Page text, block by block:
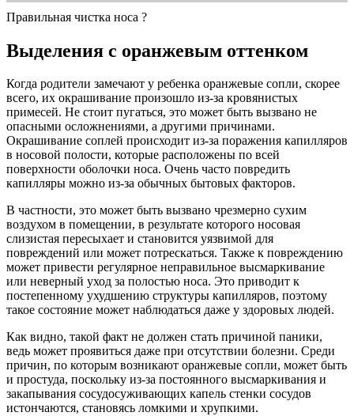
Правильная чистка носа ?
Выделения с оранжевым оттенком
Когда родители замечают у ребенка оранжевые сопли, скорее
всего, их окрашивание произошло из-за кровянистых
примесей. Не стоит пугаться, это может быть вызвано не
опасными осложнениями, а другими причинами.
Окрашивание соплей происходит из-за поражения капилляров
в носовой полости, которые расположены по всей
поверхности оболочки носа. Очень часто повредить
капилляры можно из-за обычных бытовых факторов.
В частности, это может быть вызвано чрезмерно сухим
воздухом в помещении, в результате которого носовая
слизистая пересыхает и становится уязвимой для
повреждений или может потрескаться. Также к повреждению
может привести регулярное неправильное высмаркивание
или неверный уход за полостью носа. Это приводит к
постепенному ухудшению структуры капилляров, поэтому
такое состояние может наблюдаться даже у здоровых людей.
Как видно, такой факт не должен стать причиной паники,
ведь может проявиться даже при отсутствии болезни. Среди
причин, по которым возникают оранжевые сопли, может быть
и простуда, поскольку из-за постоянного высмаркивания и
закапывания сосудосуживающих капель стенки сосудов
истончаются, становясь ломкими и хрупкими.